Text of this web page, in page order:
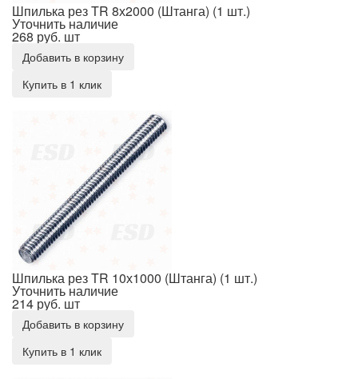
Шпилька рез TR 8х2000 (Штанга) (1 шт.)
Уточнить наличие
268 руб. шт
Добавить в корзину
Купить в 1 клик
Шпилька рез TR 10х1000 (Штанга) (1 шт.)
Уточнить наличие
214 руб. шт
Добавить в корзину
Купить в 1 клик